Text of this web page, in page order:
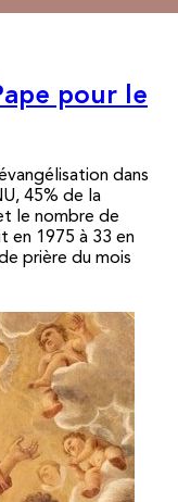
pour le
dans
45% de la
le nombre de
en 1975 à 33 en
prière du mois